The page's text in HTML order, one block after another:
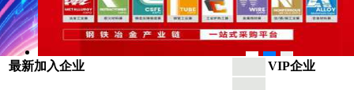
最新加入企业 VIP企业